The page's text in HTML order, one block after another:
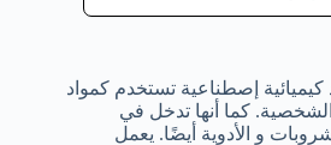
كيميائية إصطناعية تستخدم كمواد
كما أنها تدخل في
و الأدوية أيضًا. يعمل